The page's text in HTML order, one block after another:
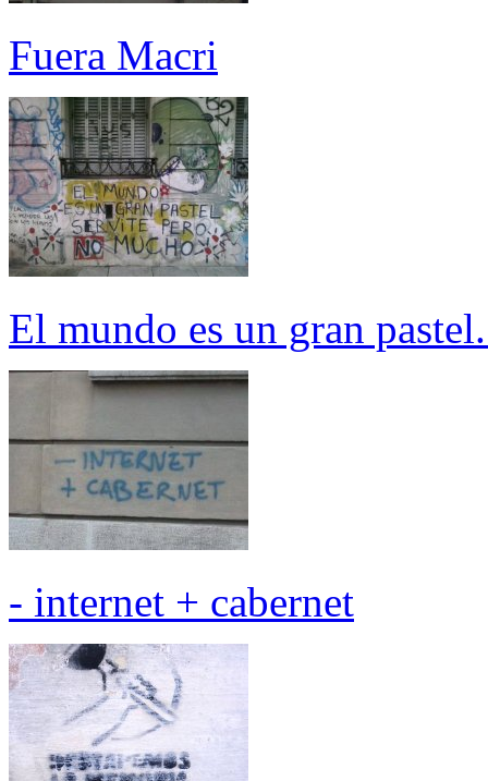
Fuera Macri
El mundo es un gran
- internet + cabernet